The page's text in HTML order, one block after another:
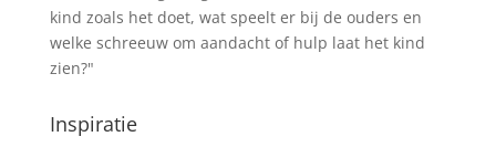
kind zoals het doet, wat speelt er bij de ouders en
welke schreeuw om aandacht of hulp laat het kind
zien?"
Inspiratie